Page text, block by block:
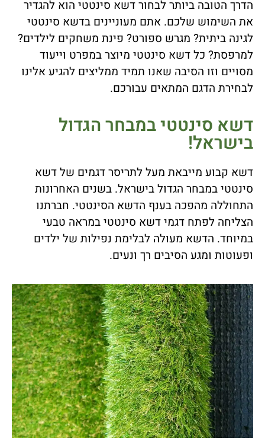
הדרך הטובה ביותר לבחור דשא סינטטי הוא להגדיר
את השימוש שלכם. אתם מעוניינים בדשא סינטטי
לגינה ביתית? מגרש ספורט? פינת משחקים לילדים?
למרפסת? כל דשא סינטטי מיוצר במפרט וייעוד
מסויים וזו הסיבה שאנו תמיד ממליצים להגיע אלינו
לבחירת הדגם המתאים עבורכם.
דשא סינטטי במבחר הגדול
בישראל!
דשא קבוע מייבאת מעל לתריסר דגמים של דשא
סינטטי במבחר הגדול בישראל. בשנים האחרונות
התחוללה מהפכה בענף הדשא הסינטטי. חברתנו
הצליחה לפתח דגמי דשא סינטטי במראה טבעי
במיוחד. הדשא מעולה לבלימת נפילות של ילדים
ופעוטות ומגע הסיבים רך ונעים.